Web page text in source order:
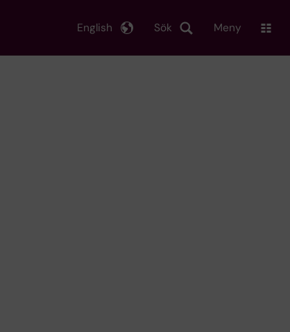
Sök
English Meny